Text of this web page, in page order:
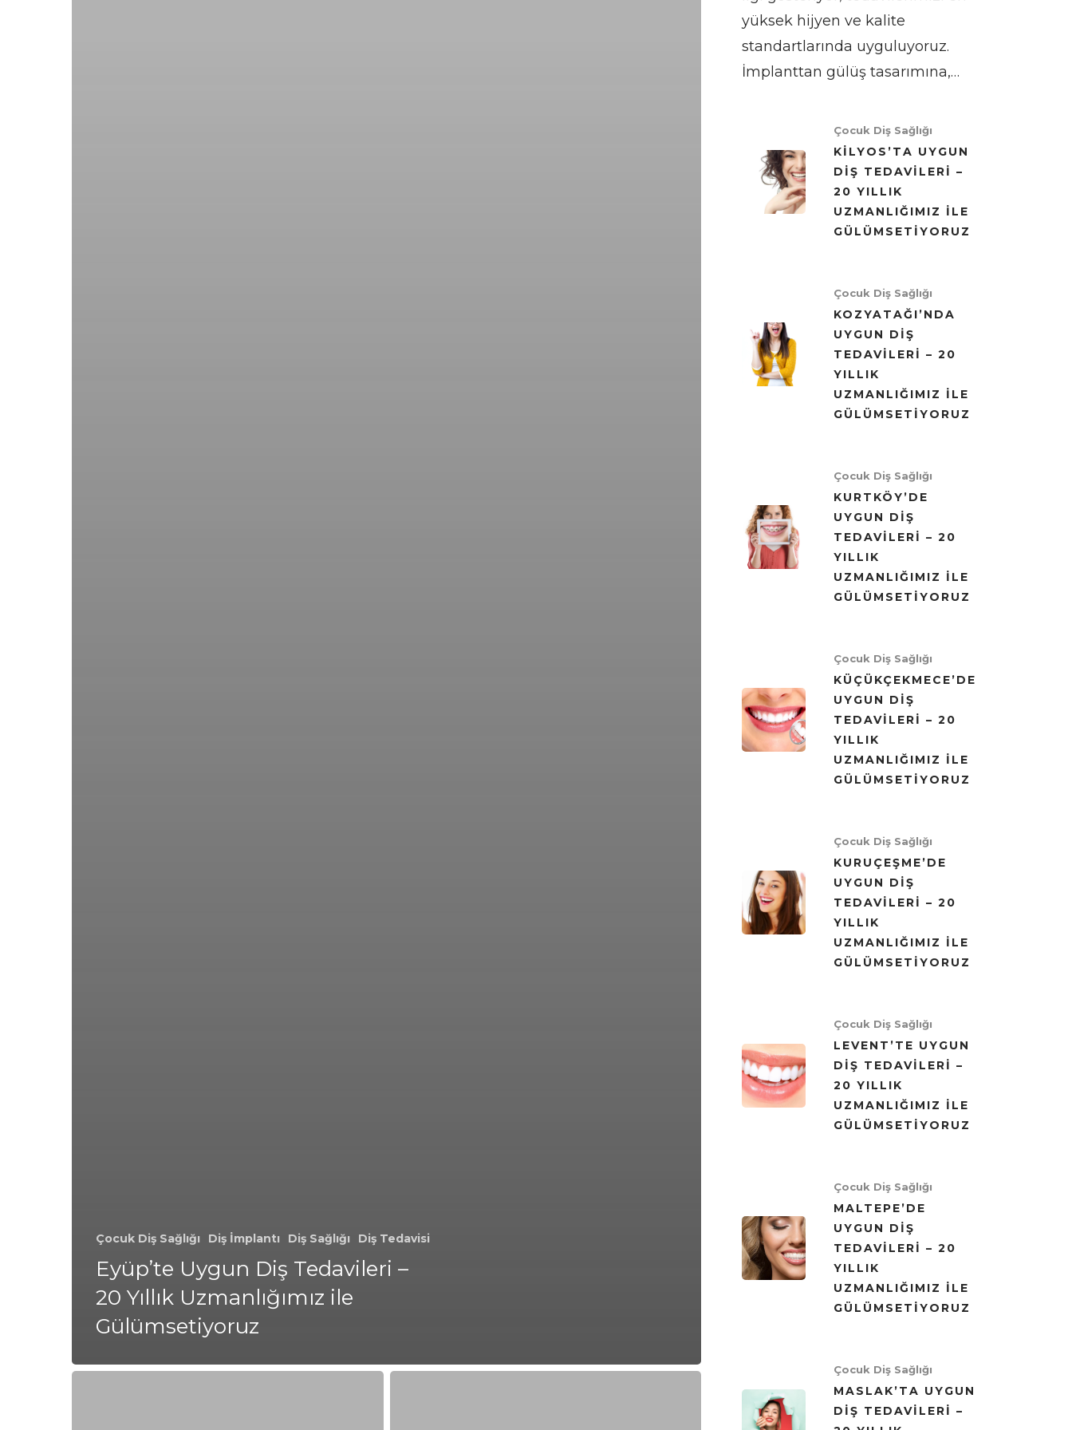
Çocuk Diş Sağlığı Diş İmplantı Diş Sağlığı Diş Tedavisi
Eyüp’te Uygun Diş Tedavileri –
20 Yıllık Uzmanlığımız ile
Gülümsetiyoruz
yüksek hijyen ve kalite
standartlarında uyguluyoruz.
İmplanttan gülüş tasarımına,…
Çocuk Diş Sağlığı
KILYOS’TA UYGUN
DIŞ TEDAVILERI –
20 YILLIK
UZMANLIĞIMIZ ILE
GÜLÜMSETIYORUZ
Çocuk Diş Sağlığı
KOZYATAĞI’NDA
UYGUN DIŞ
TEDAVILERI – 20
YILLIK
UZMANLIĞIMIZ ILE
GÜLÜMSETIYORUZ
Çocuk Diş Sağlığı
KURTKÖY’DE
UYGUN DIŞ
TEDAVILERI – 20
YILLIK
UZMANLIĞIMIZ ILE
GÜLÜMSETIYORUZ
Çocuk Diş Sağlığı
KÜÇÜKÇEKMECE’DE
UYGUN DIŞ
TEDAVILERI – 20
YILLIK
UZMANLIĞIMIZ ILE
GÜLÜMSETIYORUZ
Çocuk Diş Sağlığı
KURUÇEŞME’DE
UYGUN DIŞ
TEDAVILERI – 20
YILLIK
UZMANLIĞIMIZ ILE
GÜLÜMSETIYORUZ
Çocuk Diş Sağlığı
LEVENT’TE UYGUN
DIŞ TEDAVILERI –
20 YILLIK
UZMANLIĞIMIZ ILE
GÜLÜMSETIYORUZ
Çocuk Diş Sağlığı
MALTEPE’DE
UYGUN DIŞ
TEDAVILERI – 20
YILLIK
UZMANLIĞIMIZ ILE
GÜLÜMSETIYORUZ
Çocuk Diş Sağlığı
MASLAK’TA UYGUN
DIŞ TEDAVILERI –